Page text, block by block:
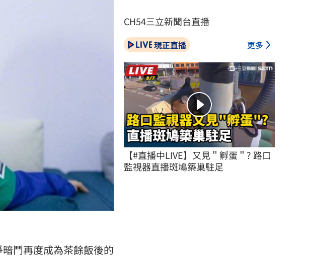
鬥再度成為茶餘飯後的
CH54三立新聞台直播
現正直播 更多
【#直播中LIVE】又見＂孵蛋＂? 路口
監視器直播斑鳩築巢駐足